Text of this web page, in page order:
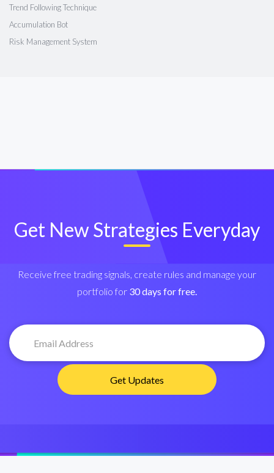
Trend Following Technique
Accumulation Bot
Risk Management System
Get New Strategies Everyday
Receive free trading signals, create rules and manage your
portfolio for 30 days for free.